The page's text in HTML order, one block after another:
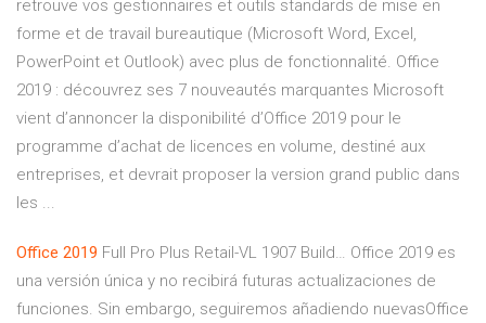
retrouve vos gestionnaires et outils standards de mise en
forme et de travail bureautique (Microsoft Word, Excel,
PowerPoint et Outlook) avec plus de fonctionnalité. Office
2019 : découvrez ses 7 nouveautés marquantes Microsoft
vient d’annoncer la disponibilité d’Office 2019 pour le
programme d’achat de licences en volume, destiné aux
entreprises, et devrait proposer la version grand public dans
les ...
Office 2019 Full Pro Plus Retail-VL 1907 Build… Office 2019 es
una versión única y no recibirá futuras actualizaciones de
funciones. Sin embargo, seguiremos añadiendo nuevasOffice